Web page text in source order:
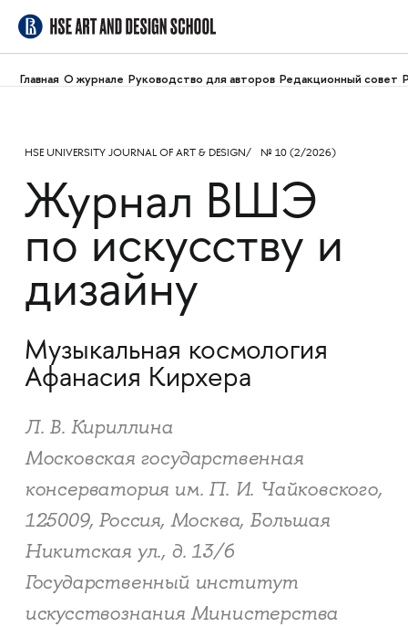
Главная О журнале Руководство для авторов Редакционный совет
HSE UNIVERSITY JOURNAL OF ART & DESIGN № 10 (2/2026)
Журнал ВШЭ
по искусству и
дизайну
Музыкальная космология
Афанасия Кирхера
Л. В. Кириллина
Московская государственная
консерватория им. П. И. Чайковского,
125009, Россия, Москва, Большая
Никитская ул., д. 13/6
Государственный институт
искусствознания Министерства